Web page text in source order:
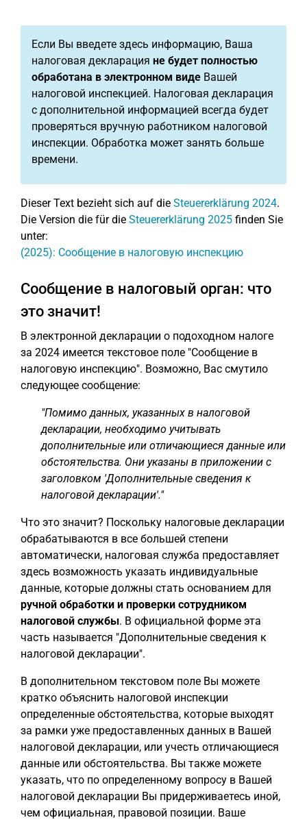
Если Вы введете здесь информацию, Ваша
налоговая декларация не будет полностью
обработана в электронном виде Вашей
налоговой инспекцией. Налоговая декларация
с дополнительной информацией всегда будет
проверяться вручную работником налоговой
инспекции. Обработка может занять больше
времени.
Dieser Text bezieht sich auf die Steuererklärung 2024.
Die Version die für die Steuererklärung 2025 finden Sie
unter:
(2025): Сообщение в налоговую инспекцию
Сообщение в налоговый орган: что
это значит!
В электронной декларации о подоходном налоге
за 2024 имеется текстовое поле "Сообщение в
налоговую инспекцию". Возможно, Вас смутило
следующее сообщение:
"Помимо данных, указанных в налоговой
декларации, необходимо учитывать
дополнительные или отличающиеся данные или
обстоятельства. Они указаны в приложении с
заголовком 'Дополнительные сведения к
налоговой декларации'."
Что это значит? Поскольку налоговые декларации
обрабатываются в все большей степени
автоматически, налоговая служба предоставляет
здесь возможность указать индивидуальные
данные, которые должны стать основанием для
ручной обработки и проверки сотрудником
налоговой службы. В официальной форме эта
часть называется "Дополнительные сведения к
налоговой декларации".
В дополнительном текстовом поле Вы можете
кратко объяснить налоговой инспекции
определенные обстоятельства, которые выходят
за рамки уже предоставленных данных в Вашей
налоговой декларации, или учесть отличающиеся
данные или обстоятельства. Вы также можете
указать, что по определенному вопросу в Вашей
налоговой декларации Вы придерживаетесь иной,
чем официальная, правовой позиции. Ваше